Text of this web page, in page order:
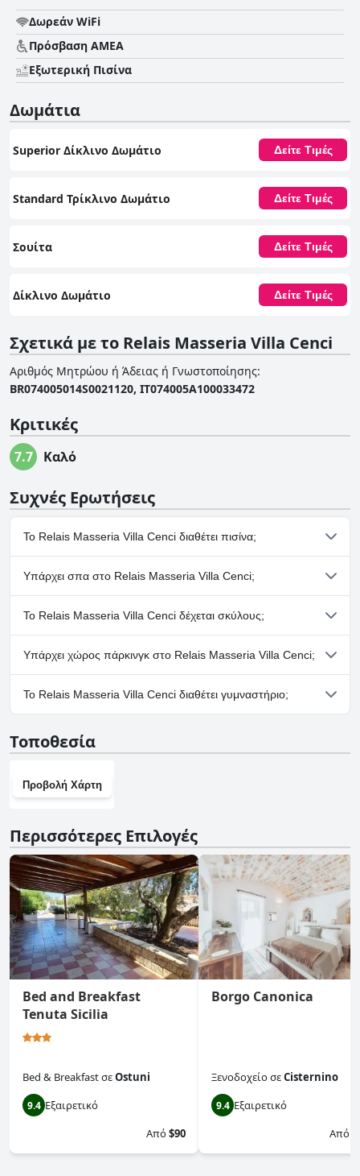
Δωρεάν WiFi
Πρόσβαση ΑΜΕΑ
Εξωτερική Πισίνα
Δωμάτια
Superior Δίκλινο Δωμάτιο Δείτε Τιμές
Standard Τρίκλινο Δωμάτιο Δείτε Τιμές
Σουίτα Δείτε Τιμές
Δίκλινο Δωμάτιο Δείτε Τιμές
Σχετικά με το Relais Masseria Villa Cenci
Αριθμός Μητρώου ή Άδειας ή Γνωστοποίησης:
BR074005014S0021120, IT074005A100033472
Κριτικές
7.7 Καλό
Συχνές Ερωτήσεις
Το Relais Masseria Villa Cenci διαθέτει πισίνα;
Ναι, το Relais Masseria Villa Cenci διαθέτει πισίνα/πισίνες που
ανήκουν σε μία ή περισσότερες από τις ακόλουθες κατηγορίες:
Εξωτερική Πισίνα.
Υπάρχει σπα στο Relais Masseria Villa Cenci;
Όχι, το Relais Masseria Villa Cenci δεν διαθέτει σπα.
Το Relais Masseria Villa Cenci δέχεται σκύλους;
Όχι, το Relais Masseria Villa Cenci δεν δέχεται σκύλους.
Υπάρχει χώρος πάρκινγκ στο Relais Masseria Villa Cenci;
Ναι, υπάρχουν εγκαταστάσεις πάρκινγκ στο Relais Masseria
Villa Cenci.
Το Relais Masseria Villa Cenci διαθέτει γυμναστήριο;
Τοποθεσία
Προβολή Χάρτη
Περισσότερες Επιλογές
Bed and Breakfast
Tenuta Sicilia
Bed & BreakfastσεOstuni
9.4 Εξαιρετικό
Από$90
Borgo Canonica
ΞενοδοχείοσεCisternino
9.4 Εξαιρετικό
Από